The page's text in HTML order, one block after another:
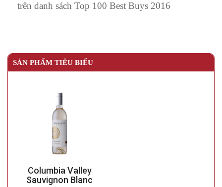
trên danh sách Top 100 Best Buys 2016
SẢN PHẨM TIÊU BIỂU
Columbia Valley
Sauvignon Blanc